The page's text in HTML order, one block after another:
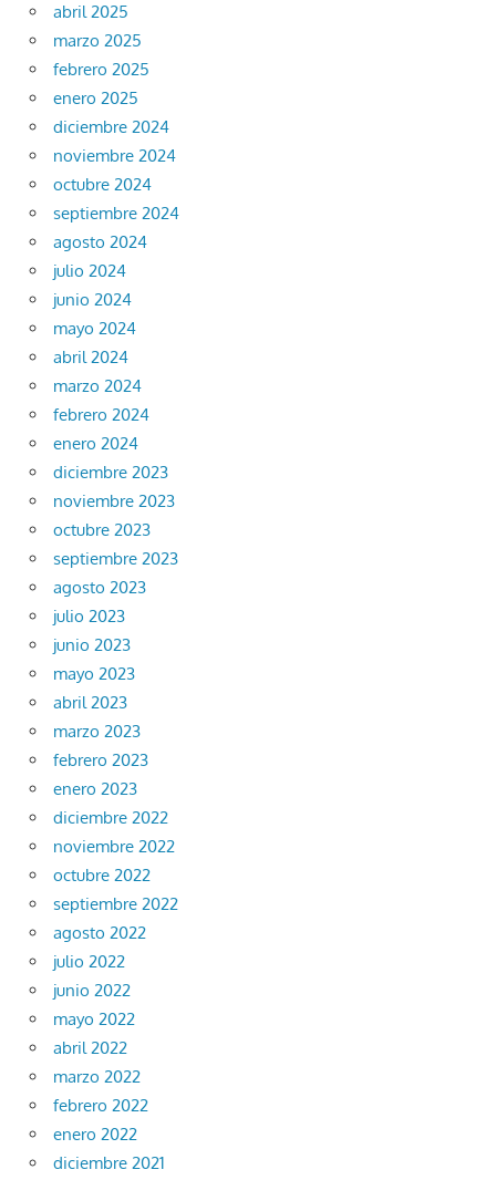
abril 2025
marzo 2025
febrero 2025
enero 2025
diciembre 2024
noviembre 2024
octubre 2024
septiembre 2024
agosto 2024
julio 2024
junio 2024
mayo 2024
abril 2024
marzo 2024
febrero 2024
enero 2024
diciembre 2023
noviembre 2023
octubre 2023
septiembre 2023
agosto 2023
julio 2023
junio 2023
mayo 2023
abril 2023
marzo 2023
febrero 2023
enero 2023
diciembre 2022
noviembre 2022
octubre 2022
septiembre 2022
agosto 2022
julio 2022
junio 2022
mayo 2022
abril 2022
marzo 2022
febrero 2022
enero 2022
diciembre 2021